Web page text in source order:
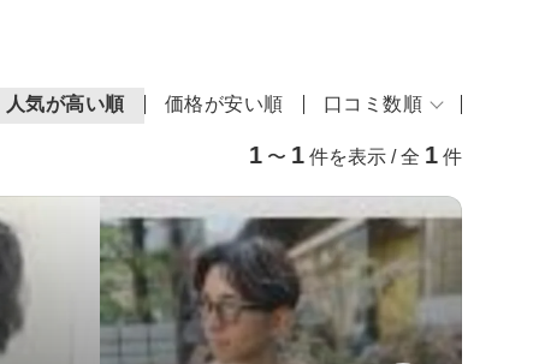
人気が高い順 価格が安い順 口コミ数順
1 〜 1 件を表示 / 全 1 件